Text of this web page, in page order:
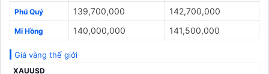
Phú Quý 139,700,000 142,700,000
Mi Hồng 140,000,000 141,500,000
Giá vàng thế giới
XAUUSD